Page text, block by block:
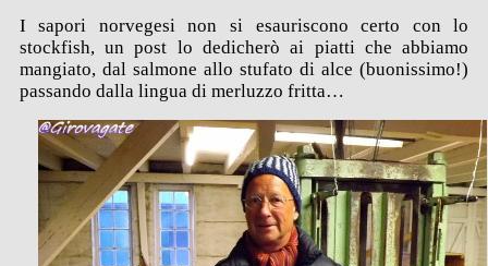
I sapori norvegesi non si esauriscono certo con lo
stockfish, un post lo dedicherò ai piatti che abbiamo
mangiato, dal salmone allo stufato di alce (buonissimo!)
passando dalla lingua di merluzzo fritta…